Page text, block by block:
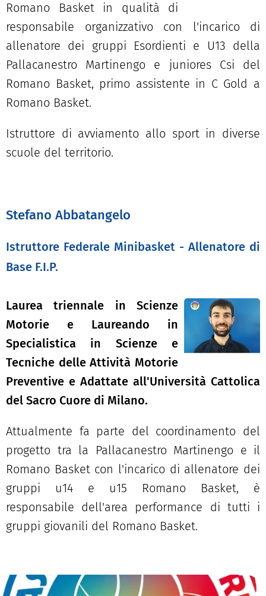
Romano Basket in qualità di
responsabile organizzativo con l'incarico di
allenatore dei gruppi Esordienti e U13 della
Pallacanestro Martinengo e juniores Csi del
Romano Basket, primo assistente in C Gold a
Romano Basket.
Istruttore di avviamento allo sport in diverse
scuole del territorio.
Stefano Abbatangelo
Istruttore Federale Minibasket - Allenatore di
Base F.I.P.
Laurea triennale in Scienze
Motorie e Laureando in
Specialistica in Scienze e
Tecniche delle Attività Motorie
Preventive e Adattate all'Università Cattolica
del Sacro Cuore di Milano.
Attualmente fa parte del coordinamento del
progetto tra la Pallacanestro Martinengo e il
Romano Basket con l'incarico di allenatore dei
gruppi u14 e u15 Romano Basket, è
responsabile dell'area performance di tutti i
gruppi giovanili del Romano Basket.